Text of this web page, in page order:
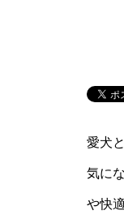
愛犬
気に
や快